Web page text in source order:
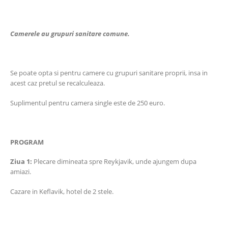
Camerele au grupuri sanitare comune.
Se poate opta si pentru camere cu grupuri sanitare proprii, insa in
acest caz pretul se recalculeaza.
Suplimentul pentru camera single este de 250 euro.
PROGRAM
Ziua 1: Plecare dimineata spre Reykjavik, unde ajungem dupa
amiazi.
Cazare in Keflavik, hotel de 2 stele.